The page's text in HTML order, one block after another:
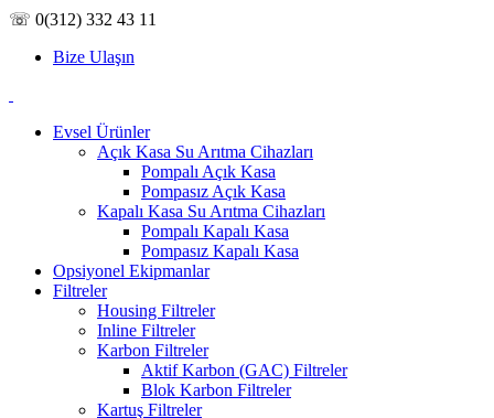
☏ 0(312) 332 43 11
Bize Ulaşın
Evsel Ürünler
Açık Kasa Su Arıtma Cihazları
Pompalı Açık Kasa
Pompasız Açık Kasa
Kapalı Kasa Su Arıtma Cihazları
Pompalı Kapalı Kasa
Pompasız Kapalı Kasa
Opsiyonel Ekipmanlar
Filtreler
Housing Filtreler
Inline Filtreler
Karbon Filtreler
Aktif Karbon (GAC) Filtreler
Blok Karbon Filtreler
Kartuş Filtreler